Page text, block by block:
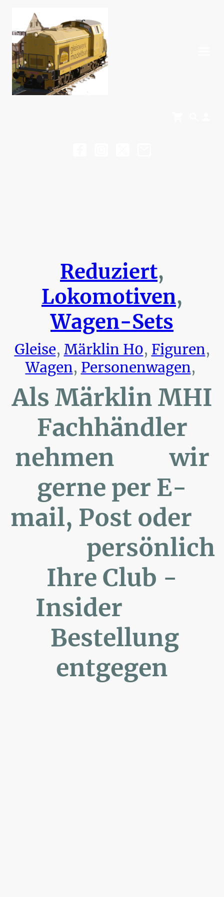
Reduziert,
Lokomotiven,
Wagen-Sets
Gleise, Märklin H0, Figuren,
Wagen, Personenwagen,
Als Märklin MHI
Fachhändler
nehmen wir
gerne per E-
mail, Post oder
persönlich
Ihre Club -
Insider
Bestellung
entgegen